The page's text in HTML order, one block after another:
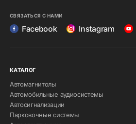
СВЯЗАТЬСЯ С НАМИ
Facebook Instagram
КАТАЛОГ
Автомагнитолы
Автомобильные аудиосистемы
Автосигнализации
Парковочные системы